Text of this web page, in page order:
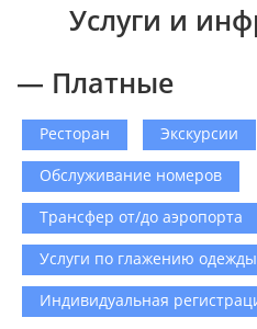
Услуги и
— Платные
Ресторан Экскурсии
Обслуживание номеров
Трансфер от/до аэропорта
Услуги по глажению одежды
Индивидуальная